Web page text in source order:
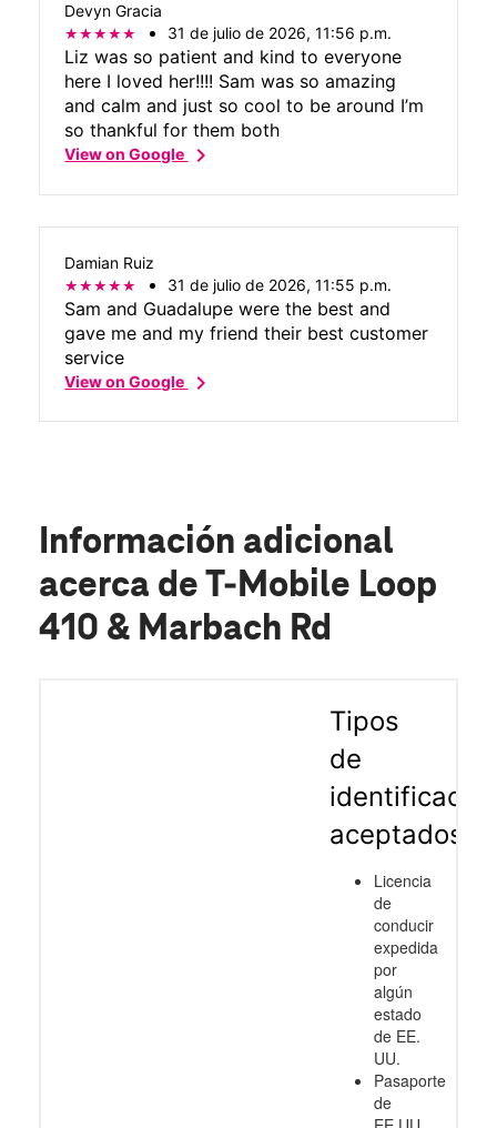
Devyn Gracia
31 de julio de 2026, 11:56 p.m.
Liz was so patient and kind to everyone
here I loved her!!!! Sam was so amazing
and calm and just so cool to be around I’m
so thankful for them both
View on Googlechevron_right
Damian Ruiz
31 de julio de 2026, 11:55 p.m.
Sam and Guadalupe were the best and
gave me and my friend their best customer
service
View on Googlechevron_right
Información adicional
acerca de T-Mobile Loop
410 & Marbach Rd
Tipos
de
aceptados
Licencia
de
conducir
expedida
por
algún
estado
de EE.
UU.
Pasaporte
de